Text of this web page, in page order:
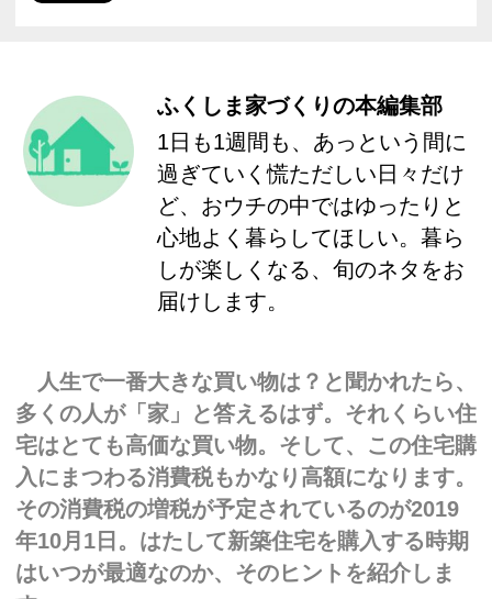
ふくしま家づくりの本編集部
1日も1週間も、あっという間に
過ぎていく慌ただしい日々だけ
ど、おウチの中ではゆったりと
心地よく暮らしてほしい。暮ら
しが楽しくなる、旬のネタをお
届けします。
人生で一番大きな買い物は？と聞かれたら、
多くの人が「家」と答えるはず。それくらい住
宅はとても高価な買い物。そして、この住宅購
入にまつわる消費税もかなり高額になります。
その消費税の増税が予定されているのが2019
年10月1日。はたして新築住宅を購入する時期
はいつが最適なのか、そのヒントを紹介しま